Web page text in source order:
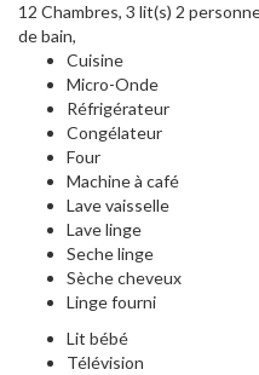
12 Chambres, 3 lit(s) 2
de bain,
Cuisine
Micro-Onde
Réfrigérateur
Congélateur
Four
Machine à café
Lave vaisselle
Lave linge
Seche linge
Sèche cheveux
Linge fourni
Lit bébé
Télévision